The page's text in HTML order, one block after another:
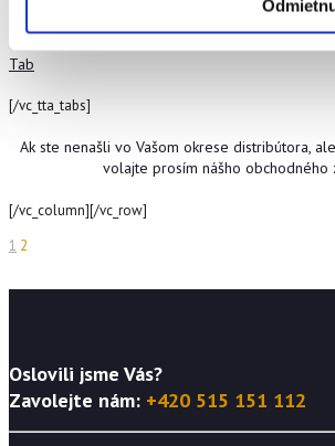
Navos Zábřeh
Tab
[/vc_tta_tabs]
Ak ste nenašli vo Vašom okrese distribútora,
volajte prosím nášho obchodného
[/vc_column][/vc_row]
1 2
Oslovili jsme Vás?
Zavolejte nám: +420 515 151 112